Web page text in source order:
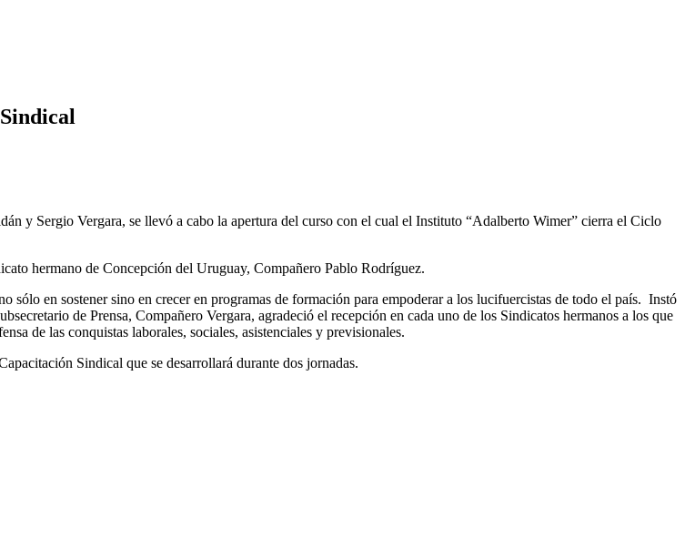
y Sergio Vergara, se llevó a cabo la apertura del curso con el cual el Instituto “Adalberto Wimer” cierra el Ciclo
hermano de Concepción del Uruguay, Compañero Pablo Rodríguez.
en sostener sino en crecer en programas de formación para empoderar a los lucifuercistas de todo el país. Instó
de Prensa, Compañero Vergara, agradeció el recepción en cada uno de los Sindicatos hermanos a los que
de las conquistas laborales, sociales, asistenciales y previsionales.
Sindical que se desarrollará durante dos jornadas.